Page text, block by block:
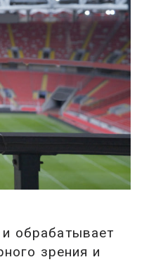
обрабатывает
зрения и